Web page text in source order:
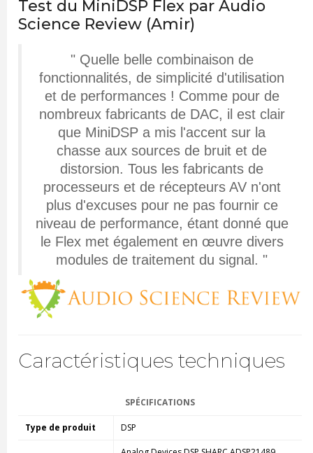
Test du MiniDSP Flex par Audio
Science Review (Amir)
" Quelle belle combinaison de
fonctionnalités, de simplicité d'utilisation
et de performances ! Comme pour de
nombreux fabricants de DAC, il est clair
que MiniDSP a mis l'accent sur la
chasse aux sources de bruit et de
distorsion. Tous les fabricants de
processeurs et de récepteurs AV n'ont
plus d'excuses pour ne pas fournir ce
niveau de performance, étant donné que
le Flex met également en œuvre divers
modules de traitement du signal. "
Caractéristiques techniques
SPÉCIFICATIONS
Type de produit DSP